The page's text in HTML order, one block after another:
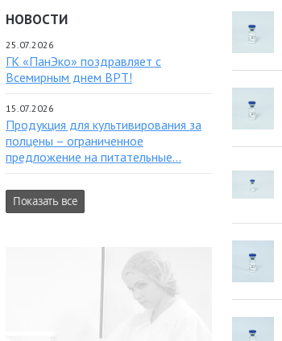
НОВОСТИ
25.07.2026
ГК «ПанЭко» поздравляет с
Всемирным днем ВРТ!
15.07.2026
Продукция для культивирования за
полцены – ограниченное
предложение на питательные...
Показать все